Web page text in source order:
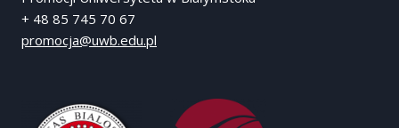
+ 48 85 745 70 67
promocja@uwb.edu.pl